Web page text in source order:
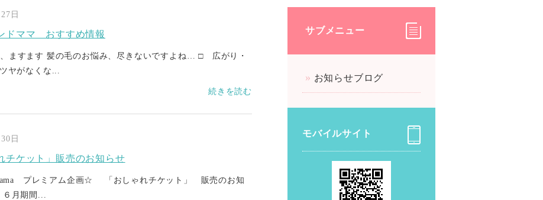
日
ドママ おすすめ情報
ますます 髪の毛のお悩み、尽きないですよね… □ 広がり・
ヤがなくな...
続きを読む
日
チケット」販売のお知らせ
プレミアム企画☆ 「おしゃれチケット」 販売のお知
月期間...
サブメニュー
お知らせブログ
モバイルサイト